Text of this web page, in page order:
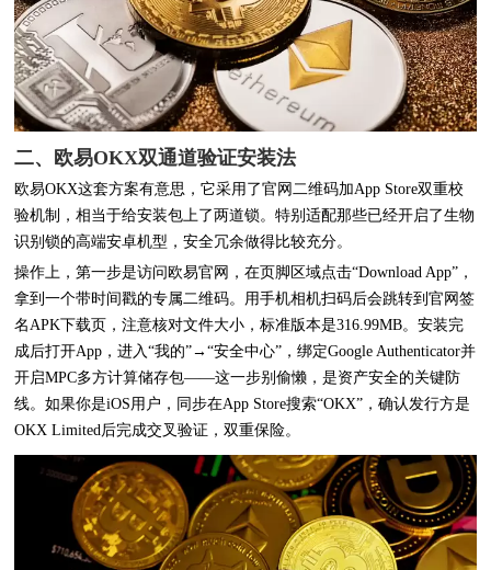
二、欧易OKX双通道验证安装法
欧易OKX这套方案有意思，它采用了官网二维码加App Store双重校
验机制，相当于给安装包上了两道锁。特别适配那些已经开启了生物
识别锁的高端安卓机型，安全冗余做得比较充分。
操作上，第一步是访问欧易官网，在页脚区域点击“Download App”，
拿到一个带时间戳的专属二维码。用手机相机扫码后会跳转到官网签
名APK下载页，注意核对文件大小，标准版本是316.99MB。安装完
成后打开App，进入“我的”→“安全中心”，绑定Google Authenticator并
开启MPC多方计算储存包——这一步别偷懒，是资产安全的关键防
线。如果你是iOS用户，同步在App Store搜索“OKX”，确认发行方是
OKX Limited后完成交叉验证，双重保险。